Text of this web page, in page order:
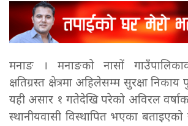
मनाङ । मनाङको नासों
क्षतिग्रस्त क्षेत्रमा अहिलेसम्म सुरक्षा
यही असार १ गतेदेखि परेको अविरल
स्थानीयवासी विस्थापित भएका